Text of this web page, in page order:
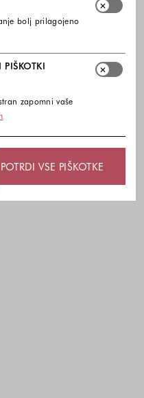
bolj prilagojeno
zapomni vaše
POTRDI VSE PIŠKOTKE